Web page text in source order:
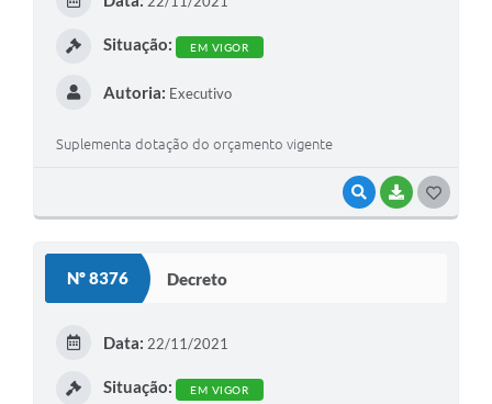
VISUALIZAR
BAIXAR
Situação: EM VIGOR
Autoria: Executivo
Suplementa dotação do orçamento vigente
Nº 8376 Decreto
Data: 22/11/2021
Situação: EM VIGOR